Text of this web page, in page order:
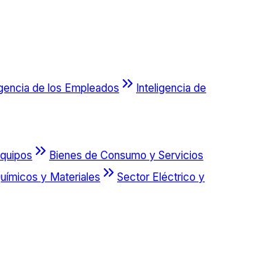
de los Empleados
Inteligencia de
Bienes de Consumo y Servicios
y Materiales
Sector Eléctrico y